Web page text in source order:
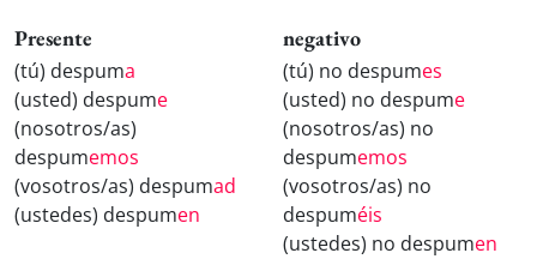
Presente
(tú) despuma
(usted) despume
(nosotros/as)
despumemos
(vosotros/as) despumad
(ustedes) despumen
negativo
(tú) no despumes
(usted) no despume
(nosotros/as) no
despumemos
(vosotros/as) no
despuméis
(ustedes) no despumen